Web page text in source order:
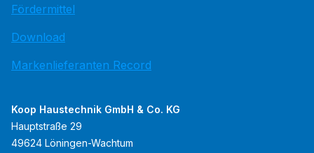
Fördermittel
Download
Markenlieferanten Record
Koop Haustechnik GmbH & Co. KG
Hauptstraße 29
49624 Löningen-Wachtum